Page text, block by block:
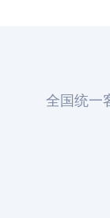
全国统一